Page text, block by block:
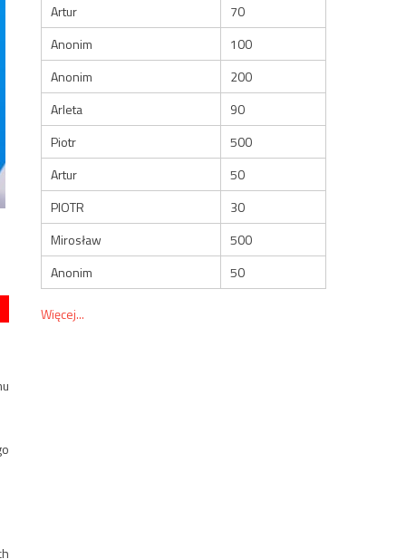
Artur
70
Anonim
100
Anonim
200
Arleta
90
Piotr
500
Artur
50
PIOTR
30
Mirosław
500
Anonim
50
Więcej...